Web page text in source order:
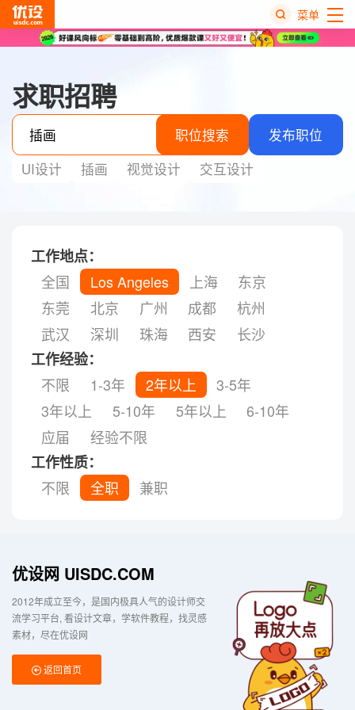
菜单
求职招聘
职位搜索
发布职位
UI设计
插画 视觉设计 交互设计
工作地点：
全国
Los Angeles 上海
东京
东莞
北京 广州 成都
杭州
武汉
深圳 珠海 西安
长沙
工作经验：
不限
1-3年 2年以上
3-5年
3年以上
5-10年 5年以上
6-10年
应届
经验不限
工作性质：
不限
全职 兼职
优设网 UISDC.COM
2012年成立至今，是国内极具人气的设计师交
流学习平台 看设计文章，学软件教程，找灵感
素材，尽在优设网
返回首页